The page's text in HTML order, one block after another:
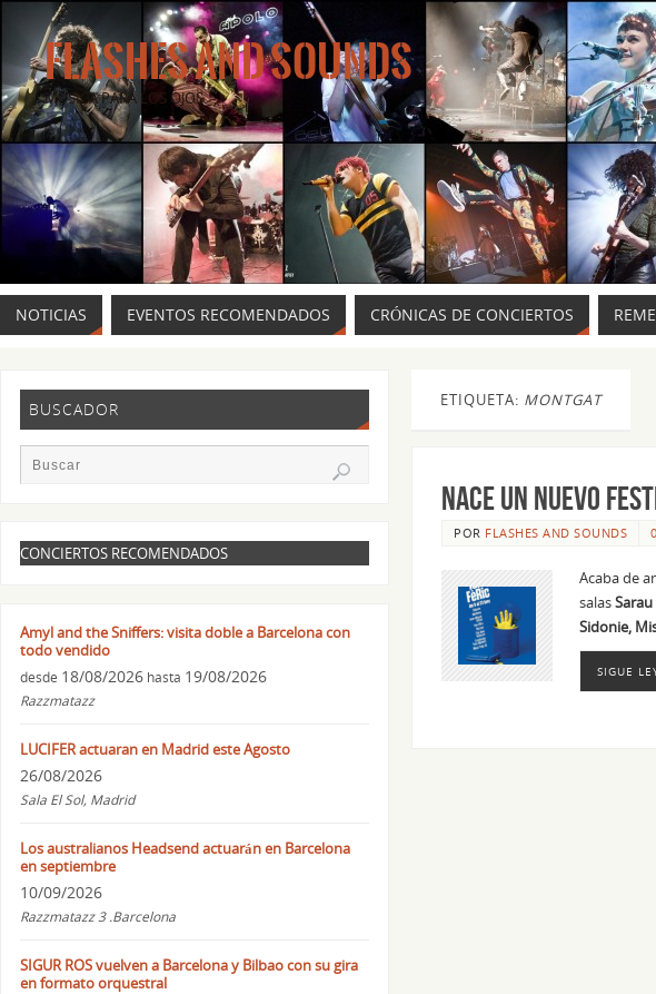
FLASHES AND SOUNDS
MÚSICA PARA LOS OJOS.
NOTICIAS EVENTOS RECOMENDADOS CRÓNICAS DE CONCIERTOS
ETIQUETA: MONTGAT
Nace un nuevo
POR FLASHES AND SOUNDS
Acaba de
salasSarau
Sidonie,
SIGUE
BUSCADOR
CONCIERTOS RECOMENDADOS
Amyl and the Sniffers: visita doble a Barcelona con
todo vendido
desde 18/08/2026 hasta 19/08/2026
Razzmatazz
LUCIFER actuaran en Madrid este Agosto
26/08/2026
Sala El Sol, Madrid
Los australianos Headsend actuarán en Barcelona
en septiembre
10/09/2026
Razzmatazz 3 .Barcelona
SIGUR ROS vuelven a Barcelona y Bilbao con su gira
en formato orquestral